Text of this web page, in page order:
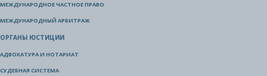
МЕЖДУНАРОДНОЕ ЧАСТНОЕ ПРАВО
МЕЖДУНАРОДНЫЙ АРБИТРАЖ
ОРГАНЫ ЮСТИЦИИ
АДВОКАТУРА И НОТАРИАТ
СУДЕБНАЯ СИСТЕМА